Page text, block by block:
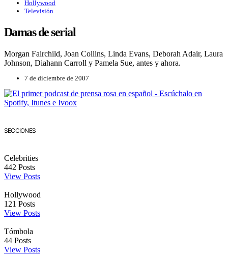
Hollywood
Televisión
Damas de serial
Morgan Fairchild, Joan Collins, Linda Evans, Deborah Adair, Laura
Johnson, Diahann Carroll y Pamela Sue, antes y ahora.
7 de diciembre de 2007
SECCIONES
Celebrities
442 Posts
View Posts
Hollywood
121 Posts
View Posts
Tómbola
44 Posts
View Posts